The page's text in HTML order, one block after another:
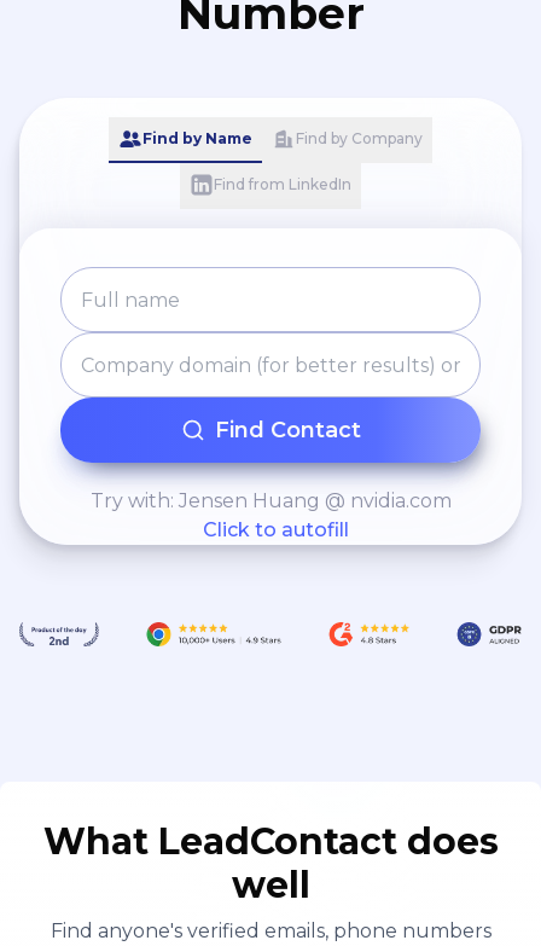
Number
Find by Name Find by Company
Find from LinkedIn
Find Contact
Try with: Jensen Huang @ nvidia.com
Click to autofill
What LeadContact does
well
Find anyone's verified emails, phone numbers